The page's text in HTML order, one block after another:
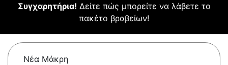
Συγχαρητήρια! Δείτε πώς μπορείτε να λάβετε το
πακέτο βραβείων!
Νέα Μάκρη